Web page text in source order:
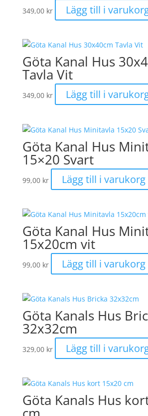
349,00 kr Lägg till i
Göta Kanal Hus
Tavla Vit
349,00 kr Lägg till i
Göta Kanal Hus
15×20 Svart
99,00 kr Lägg till i varukorg
Göta Kanal Hus
15x20cm vit
99,00 kr Lägg till i varukorg
Göta Kanals Hus
32x32cm
329,00 kr Lägg till i
Göta Kanals Hus